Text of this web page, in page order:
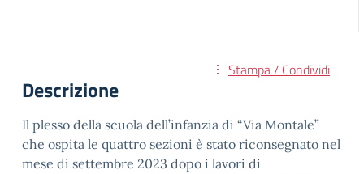
Stampa / Condividi
Descrizione
Il plesso della scuola dell’infanzia di “Via Montale”
che ospita le quattro sezioni è stato riconsegnato nel
mese di settembre 2023 dopo i lavori di